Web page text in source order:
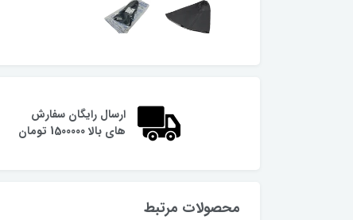
ارسال رایگان سفارش
های بالا 1500000 تومان
محصولات مرتبط